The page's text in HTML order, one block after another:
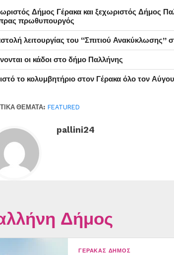
Δήμος Γέρακα και ξεχωριστός Δήμος
πρωθυπουργός
λειτουργίας του “Σπιτιού Ανακύκλωσης”
οι κάδοι στο δήμο Παλλήνης
το κολυμβητήριο στον Γέρακα όλο τον
ΘΈΜΑΤΑ: FEATURED
pallini24
Δήμος
ΓΈΡΑΚΑΣ ΔΉΜΟΣ